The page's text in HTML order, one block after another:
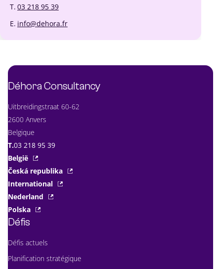
T. 03 218 95 39
E. info@dehora.fr
Déhora Consultancy
Uitbreidingstraat 60-62
2600 Anvers
Belgique
T.03 218 95 39
België
Česká republika
International
Nederland
Polska
Défis
Défis actuels
Planification stratégique